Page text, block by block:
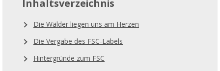
Inhaltsverzeichnis
Die Wälder liegen uns am Herzen
Die Vergabe des FSC-Labels
Hintergründe zum FSC